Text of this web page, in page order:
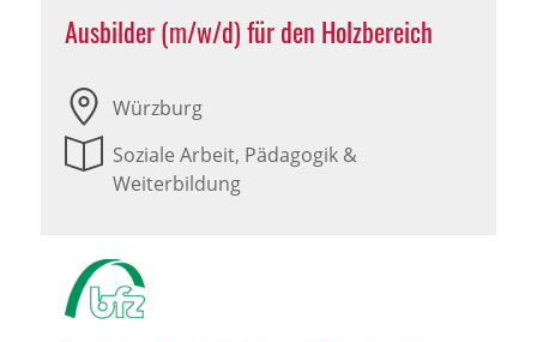
Ausbilder (m/w/d) für den Holzbereich
Würzburg
Soziale Arbeit, Pädagogik &
Weiterbildung